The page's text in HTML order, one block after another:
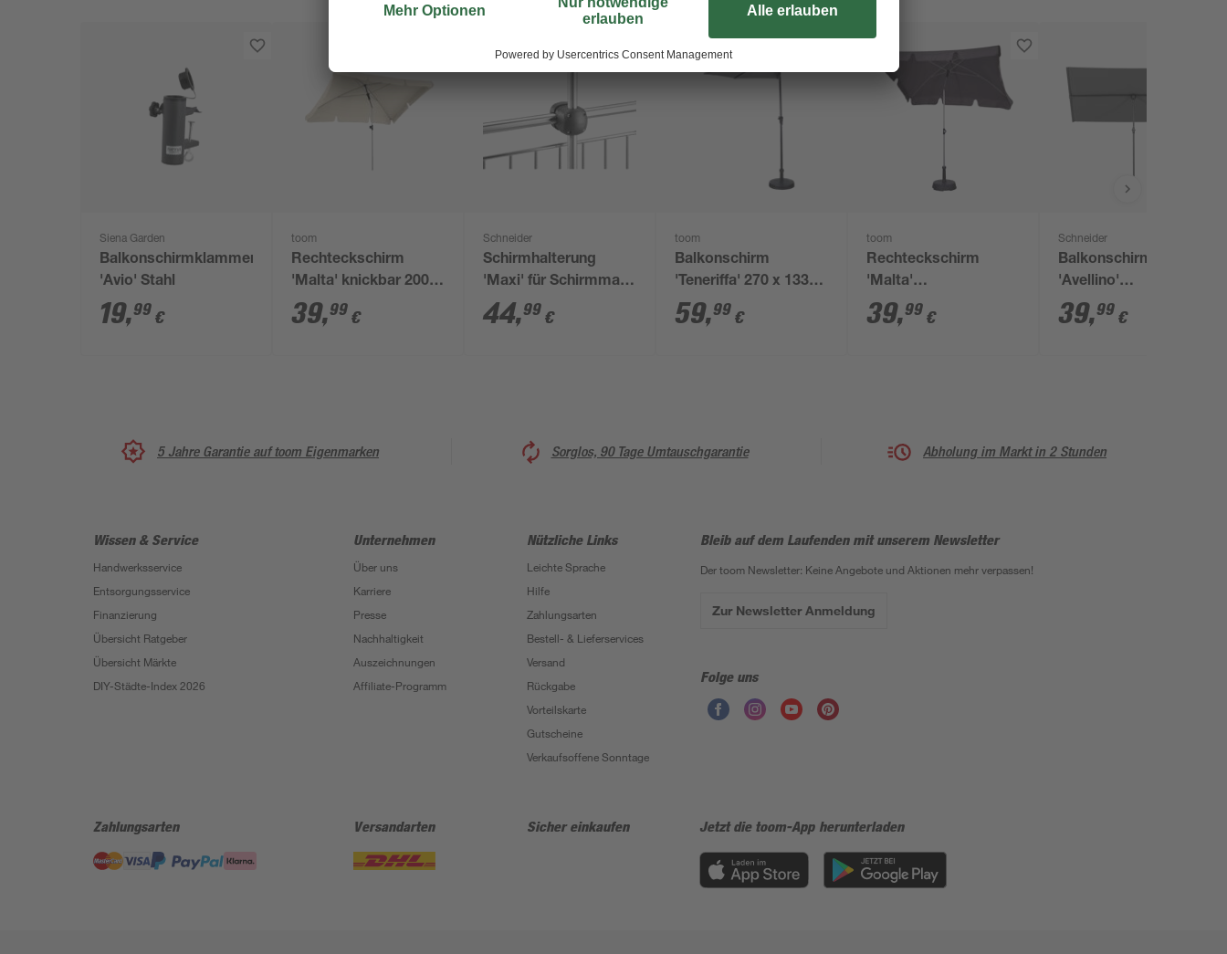
Siena Garden
Balkonschirmklammer
'Avio' Stahl
19,99 €
toom
Rechteckschirm
'Malta' knickbar 200 x
150 cm
39,99 €
Schneider
Schirmhalterung
'Maxi' für Schirmmast
mit Ø 25 bis 38 mm
44,99 €
toom
Balkonschirm
'Teneriffa' 270 x 133
cm
59,99 €
toom
Rechteckschirm
'Malta'
drehbar/knickbar 150
x 200 cm
39,99 €
Schneider
Balkonschirm
'Avellino'
drehbar/neigbar 180 x
130 cm
39,99 €
5 Jahre Garantie auf toom Eigenmarken Sorglos, 90 Tage Umtauschgarantie Abholung im Markt in 2 Stunden
Wissen & Service
Handwerksservice
Entsorgungsservice
Finanzierung
Übersicht Ratgeber
Übersicht Märkte
DIY-Städte-Index 2026
Unternehmen
Über uns
Karriere
Presse
Nachhaltigkeit
Auszeichnungen
Affiliate-Programm
Nützliche Links
Leichte Sprache
Hilfe
Zahlungsarten
Bestell- & Lieferservices
Versand
Rückgabe
Vorteilskarte
Gutscheine
Verkaufsoffene Sonntage
Bleib auf dem Laufenden mit unserem Newsletter
Der toom Newsletter: Keine Angebote und Aktionen mehr verpassen!
Zur Newsletter Anmeldung
Folge uns
Zahlungsarten Versandarten Sicher einkaufen Jetzt die toom-App herunterladen